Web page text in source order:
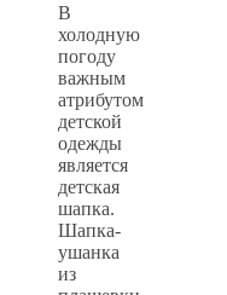
В
холодную
погоду
важным
атрибутом
детской
одежды
является
детская
шапка.
Шапка-
ушанка
из